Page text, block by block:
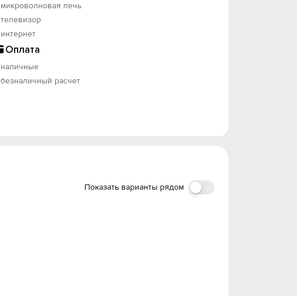
микроволновая печь
телевизор
интернет
Оплата
наличные
безналичный расчет
Показать варианты рядом